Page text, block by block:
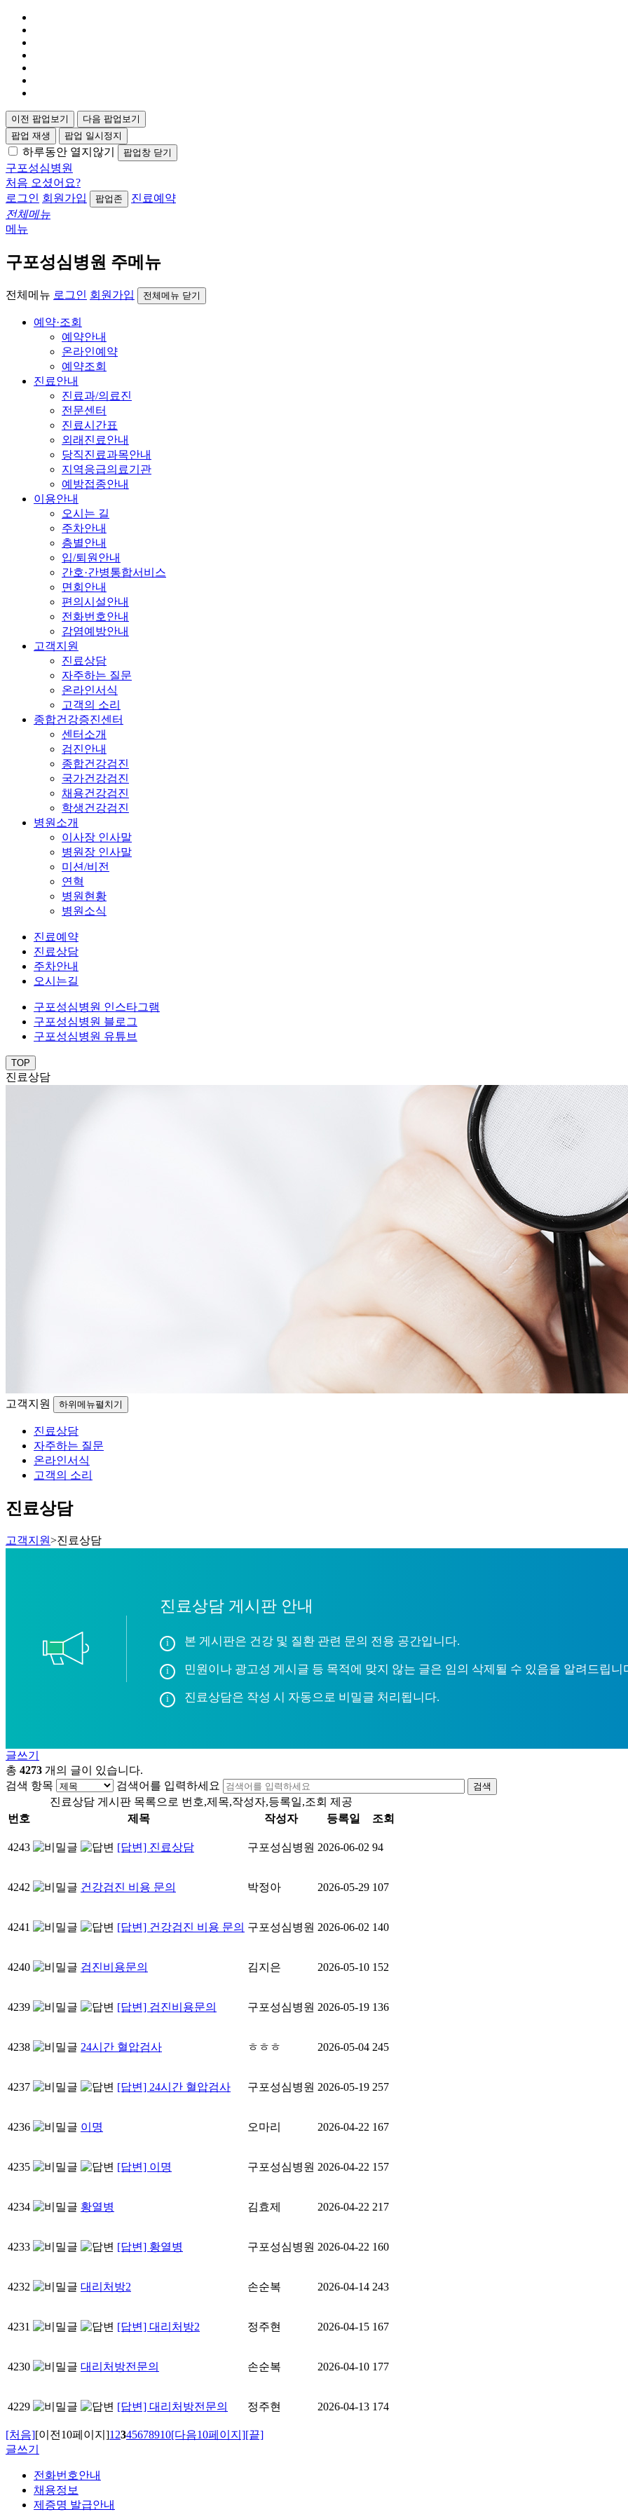
이전 팝업보기
다음 팝업보기
팝업 재생
팝업 일시정지
하루동안 열지않기 팝업창 닫기
구포성심병원
처음 오셨어요?
로그인 회원가입 팝업존
진료예약
전체메뉴
메뉴
구포성심병원 주메뉴
전체메뉴 로그인 회원가입 전체메뉴 닫기
예약·조회
예약안내
온라인예약
예약조회
진료안내
진료과/의료진
전문센터
진료시간표
외래진료안내
당직진료과목안내
지역응급의료기관
예방접종안내
이용안내
오시는 길
주차안내
층별안내
입/퇴원안내
간호·간병통합서비스
면회안내
편의시설안내
전화번호안내
감염예방안내
고객지원
진료상담
자주하는 질문
온라인서식
고객의 소리
종합건강증진센터
센터소개
검진안내
종합건강검진
국가건강검진
채용건강검진
학생건강검진
병원소개
이사장 인사말
병원장 인사말
미션/비전
연혁
병원현황
병원소식
진료예약
진료상담
주차안내
오시는길
구포성심병원 인스타그램
구포성심병원 블로그
구포성심병원 유튜브
TOP
진료상담
고객지원 하위메뉴펼치기
진료상담
자주하는 질문
온라인서식
고객의 소리
진료상담
고객지원>진료상담
진료상담 게시판 안내
본 게시판은 건강 및 질환 관련 문의 전용 공간입니다.
민원이나 광고성 게시글 등 목적에 맞지 않는 글은 임의 삭제될 수 있음을 알려드립니
진료상담은 작성 시 자동으로 비밀글 처리됩니다.
글쓰기
총 4273 개의 글이 있습니다.
검색 항목
검색어를 입력하세요 검색
진료상담 게시판 목록으로 번호,제목,작성자,등록일,조회 제공
번호
제목 작성자 등록일 조회
4243 [답변] 진료상담 구포성심병원 2026-06-02 94
4242 건강검진 비용 문의 박정아 2026-05-29 107
4241 [답변] 건강검진 비용 문의 구포성심병원 2026-06-02 140
4240 검진비용문의 김지은 2026-05-10 152
4239 [답변] 검진비용문의 구포성심병원 2026-05-19 136
4238 24시간 혈압검사 ㅎㅎㅎ 2026-05-04 245
4237 [답변] 24시간 혈압검사 구포성심병원 2026-05-19 257
4236 이명 오마리 2026-04-22 167
4235 [답변] 이명 구포성심병원 2026-04-22 157
4234 황열병 김효제 2026-04-22 217
4233 [답변] 황열병 구포성심병원 2026-04-22 160
4232 대리처방2 손순복 2026-04-14 243
4231 [답변] 대리처방2 정주현 2026-04-15 167
4230 대리처방전문의 손순복 2026-04-10 177
4229 [답변] 대리처방전문의 정주현 2026-04-13 174
[처음][이전10페이지]1 2345678910[다음10페이지][끝]
글쓰기
전화번호안내
채용정보
제증명 발급안내